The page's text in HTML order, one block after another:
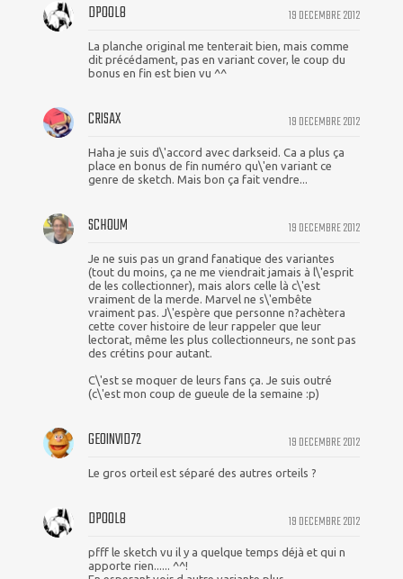
19 DECEMBRE 2012
DPOOL8
La planche original me tenterait bien, mais comme
dit précédament, pas en variant cover, le coup du
bonus en fin est bien vu ^^
19 DECEMBRE 2012
CRISAX
Haha je suis d\'accord avec darkseid. Ca a plus ça
place en bonus de fin numéro qu\'en variant ce
genre de sketch. Mais bon ça fait vendre...
19 DECEMBRE 2012
SCHOUM
Je ne suis pas un grand fanatique des variantes
(tout du moins, ça ne me viendrait jamais à l\'esprit
de les collectionner), mais alors celle là c\'est
vraiment de la merde. Marvel ne s\'embête
vraiment pas. J\'espère que personne n?achètera
cette cover histoire de leur rappeler que leur
lectorat, même les plus collectionneurs, ne sont pas
des crétins pour autant.
C\'est se moquer de leurs fans ça. Je suis outré
(c\'est mon coup de gueule de la semaine :p)
19 DECEMBRE 2012
GEOINVID72
Le gros orteil est séparé des autres orteils ?
19 DECEMBRE 2012
DPOOL8
pfff le sketch vu il y a quelque temps déjà et qui n
apporte rien...... ^^!